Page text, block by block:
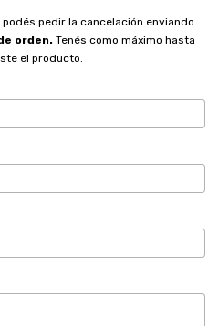
pedir la cancelación enviando
orden. Tenés como máximo hasta
el producto.